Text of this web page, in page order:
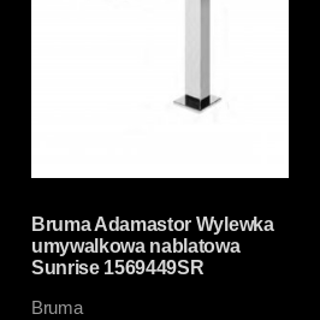
Bruma Adamastor Wylewka
umywalkowa nablatowa
Sunrise 1569449SR
Bruma